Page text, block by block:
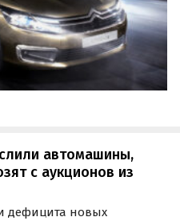
автомашины,
с аукционов из
дефицита новых